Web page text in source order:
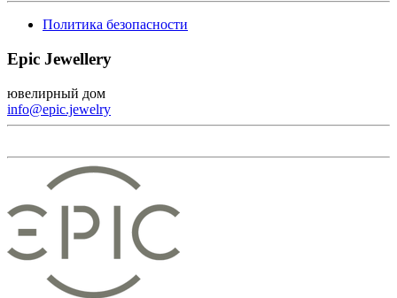
Политика безопасности
Epic Jewellery
ювелирный дом
info@epic.jewelry